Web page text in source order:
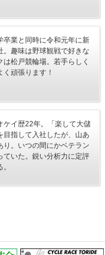
業と同時に令和元年に新
。趣味は野球観戦で好きな
は松戸競輪場。若手らしく
く頑張ります！
イ歴22年。「楽して大儲
目指して入社したが、山あ
り。いつの間にかベテラン
ていた。鋭い分析力に定評